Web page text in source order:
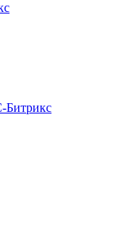
Битрикс